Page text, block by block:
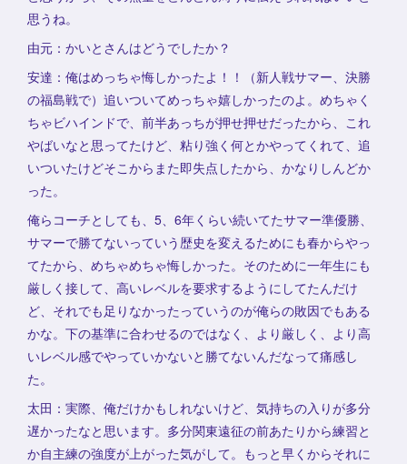
思うね。
由元：かいとさんはどうでしたか？
安達：俺はめっちゃ悔しかったよ！！（新人戦サマー、決勝
の福島戦で）追いついてめっちゃ嬉しかったのよ。めちゃく
ちゃビハインドで、前半あっちが押せ押せだったから、これ
やばいなと思ってたけど、粘り強く何とかやってくれて、追
いついたけどそこからまた即失点したから、かなりしんどか
った。
俺らコーチとしても、5、6年くらい続いてたサマー準優勝、
サマーで勝てないっていう歴史を変えるためにも春からやっ
てたから、めちゃめちゃ悔しかった。そのために一年生にも
厳しく接して、高いレベルを要求するようにしてたんだけ
ど、それでも足りなかったっていうのが俺らの敗因でもある
かな。下の基準に合わせるのではなく、より厳しく、より高
いレベル感でやっていかないと勝てないんだなって痛感し
た。
太田：実際、俺だけかもしれないけど、気持ちの入りが多分
遅かったなと思います。多分関東遠征の前あたりから練習と
か自主練の強度が上がった気がして。もっと早くからそれに